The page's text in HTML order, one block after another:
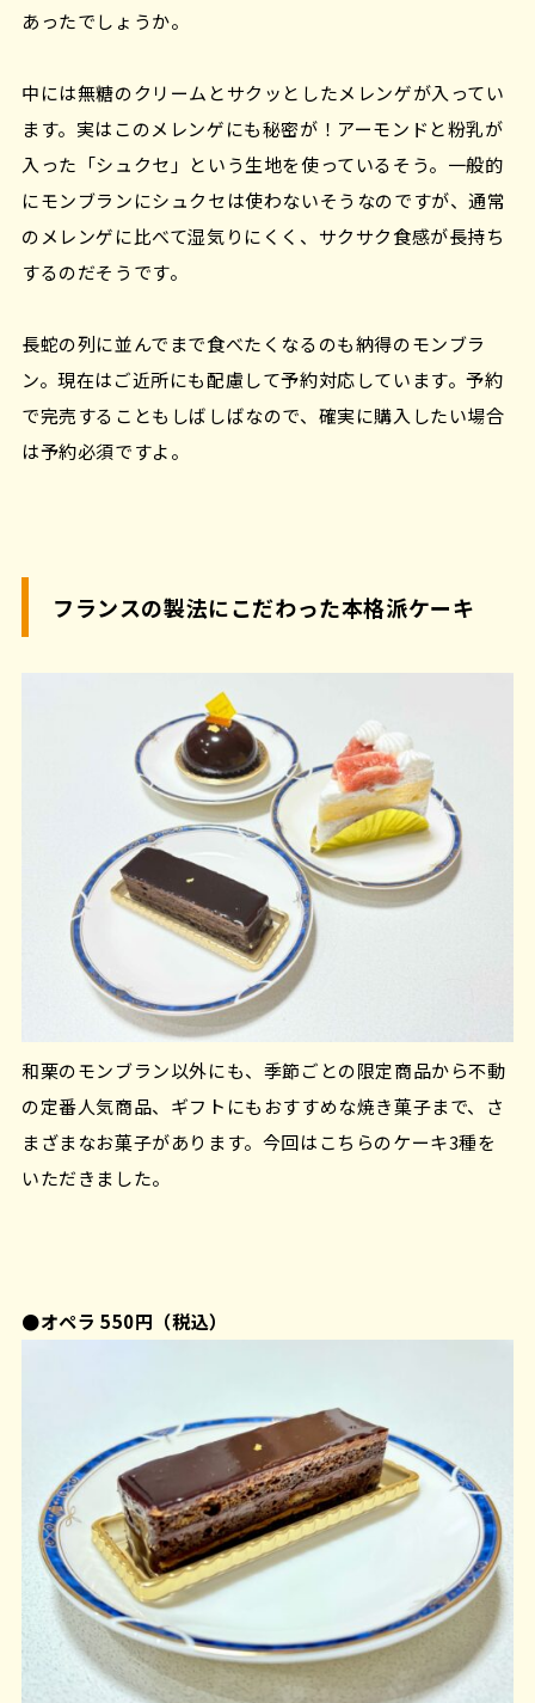
あったでしょうか。
中には無糖のクリームとサクッとしたメレンゲが入ってい
ます。実はこのメレンゲにも秘密が！アーモンドと粉乳が
入った「シュクセ」という生地を使っているそう。一般的
にモンブランにシュクセは使わないそうなのですが、通常
のメレンゲに比べて湿気りにくく、サクサク食感が長持ち
するのだそうです。
長蛇の列に並んでまで食べたくなるのも納得のモンブラ
ン。現在はご近所にも配慮して予約対応しています。予約
で完売することもしばしばなので、確実に購入したい場合
は予約必須ですよ。
フランスの製法にこだわった本格派ケーキ
和栗のモンブラン以外にも、季節ごとの限定商品から不動
の定番人気商品、ギフトにもおすすめな焼き菓子まで、さ
まざまなお菓子があります。今回はこちらのケーキ3種を
いただきました。
●オペラ 550円（税込）